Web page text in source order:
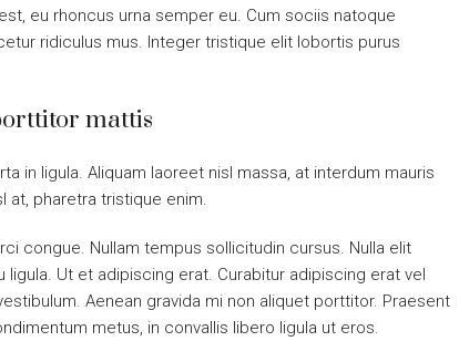
eu rhoncus urna semper eu. Cum sociis natoque
ridiculus mus. Integer tristique elit lobortis purus
mattis
in ligula. Aliquam laoreet nisl massa, at interdum mauris
at, pharetra tristique enim.
congue. Nullam tempus sollicitudin cursus. Nulla elit
ligula. Ut et adipiscing erat. Curabitur adipiscing erat vel
Aenean gravida mi non aliquet porttitor. Praesent
metus, in convallis libero ligula ut eros.